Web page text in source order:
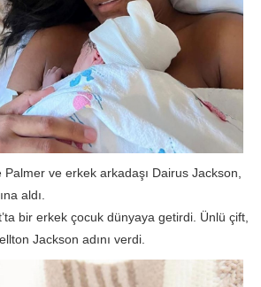
ve erkek arkadaşı Dairus Jackson,
aldı.
bir erkek çocuk dünyaya getirdi. Ünlü çift,
Jackson adını verdi.